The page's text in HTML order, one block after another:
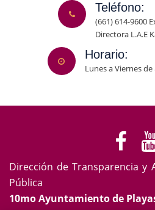
Teléfono:
(661) 614-9600
Directora L.A.E
Horario:
Lunes a Viernes de
Dirección de Transparencia y
Pública
10mo Ayuntamiento de